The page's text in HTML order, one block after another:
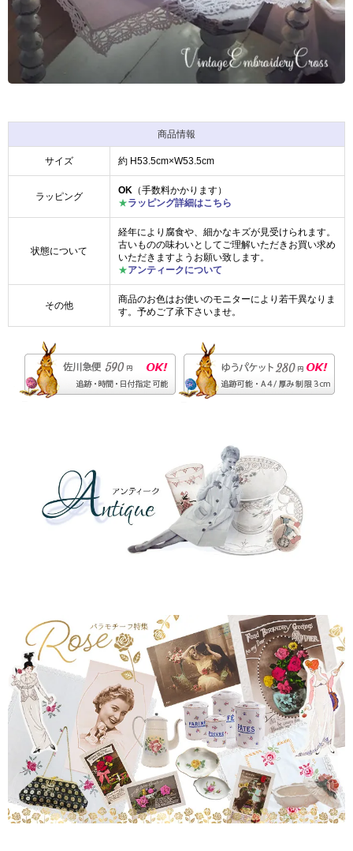
商品情報
サイズ 約 H53.5cm×W53.5cm
ラッピング
OK （手数料かかります）
★ラッピング詳細はこちら
状態について
経年により腐食や、細かなキズが見受けられます。
古いものの味わいとしてご理解いただきお買い求め
いただきますようお願い致します。
★アンティークについて
その他
商品のお色はお使いのモニターにより若干異なりま
す。予めご了承下さいませ。